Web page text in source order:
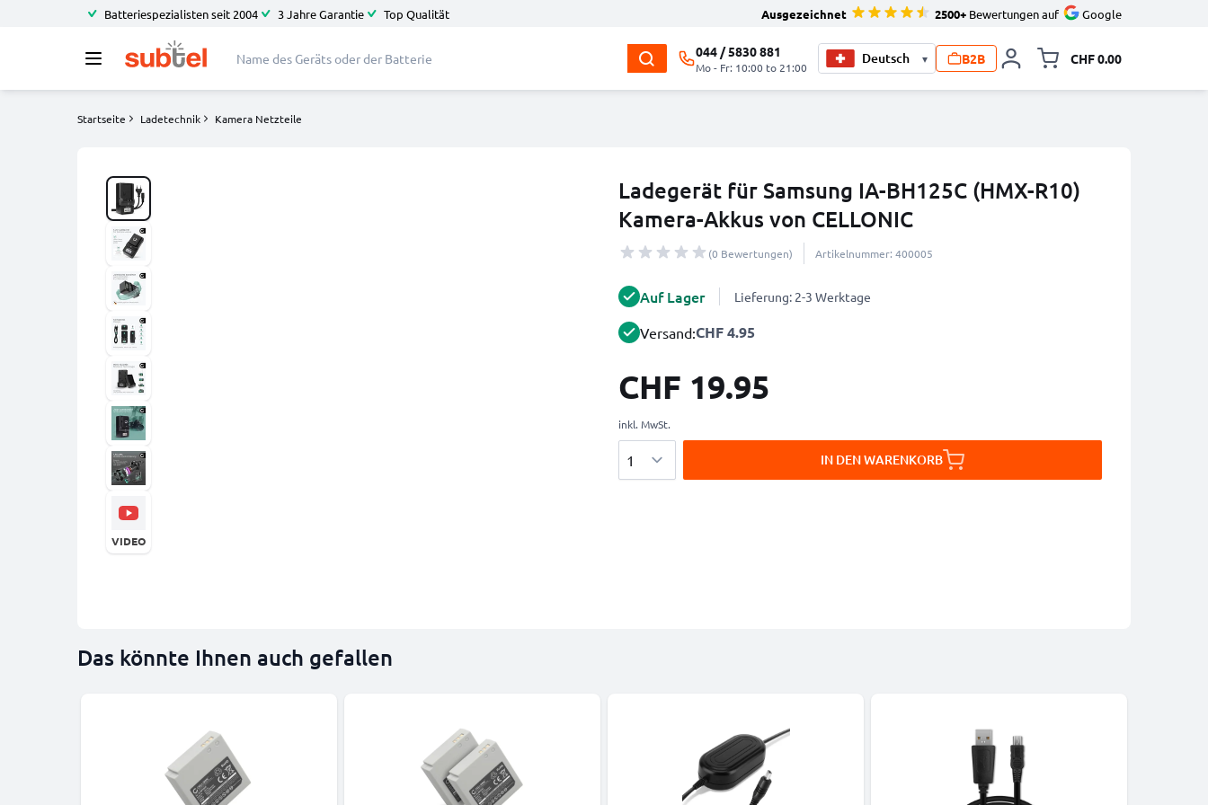
Batteriespezialisten seit 2004 3 Jahre Garantie Top Qualität Ausgezeichnet 2500+ Bewertungen auf Google
044 / 5830 881
Mo - Fr: 10:00 to 21:00
▾ B2B CHF 0.00
Startseite Ladetechnik Kamera Netzteile
Ladegerät für Samsung IA-BH125C (HMX-R10)
Kamera-Akkus von CELLONIC
(0 Bewertungen) Artikelnummer: 400005
VIDEO
Auf Lager Lieferung: 2-3 Werktage
Versand:CHF 4.95
CHF 19.95
inkl. MwSt.
IN DEN WARENKORB
Das könnte Ihnen auch gefallen